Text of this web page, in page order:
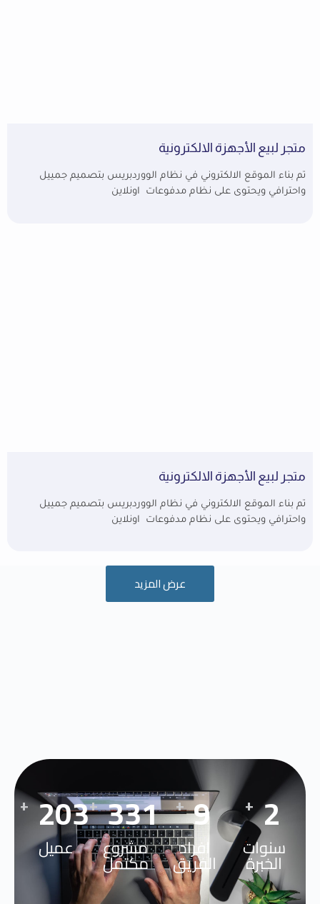
متجر لبيع الأجهزة الالكترونية
تم بناء الموقع الالكتروني في نظام الووردبريس بتصميم جمييل
واحترافي ويحتوى على نظام مدفوعات اونلاين
متجر لبيع الأجهزة الالكترونية
تم بناء الموقع الالكتروني في نظام الووردبريس بتصميم جمييل
واحترافي ويحتوى على نظام مدفوعات اونلاين
عرض المزيد
3
+
سنوات
الخبرة
12
+
افراد
الفريق
434
+
مشروع
مكتمل
263
+
عميل